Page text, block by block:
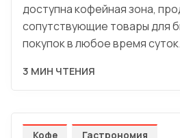
доступна кофейная зона,
сопутствующие товары для
покупок в любое время
3 МИН ЧТЕНИЯ
Кофе Гастрономия